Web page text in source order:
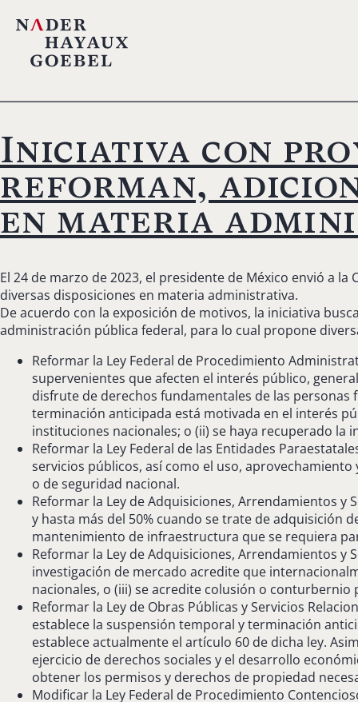
Iniciativa con
reforman,
en materia
El 24 de marzo de 2023, el presidente de México envió a
diversas disposiciones en materia administrativa.
De acuerdo con la exposición de motivos, la iniciativa
administración pública federal, para lo cual propone
Reformar la Ley Federal de Procedimiento
supervenientes que afecten el interés público,
disfrute de derechos fundamentales de las
terminación anticipada está motivada en el interés
instituciones nacionales; o (ii) se haya recuperado la
Reformar la Ley Federal de las Entidades
servicios públicos, así como el uso,
o de seguridad nacional.
Reformar la Ley de Adquisiciones, Arrendamientos
y hasta más del 50% cuando se trate de adquisición
mantenimiento de infraestructura que se requiera
Reformar la Ley de Adquisiciones, Arrendamientos
investigación de mercado acredite que
nacionales, o (iii) se acredite colusión o
Reformar la Ley de Obras Públicas y Servicios
establece la suspensión temporal y terminación
establece actualmente el artículo 60 de dicha ley.
ejercicio de derechos sociales y el desarrollo
obtener los permisos y derechos de propiedad
Modificar la Ley Federal de Procedimiento